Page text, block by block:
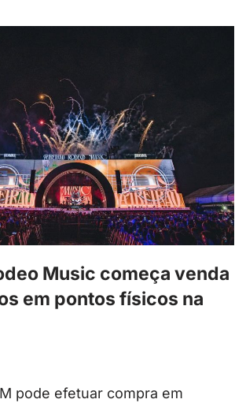
Music começa venda
em pontos físicos na
pode efetuar compra em